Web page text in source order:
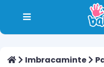
Imbracaminte